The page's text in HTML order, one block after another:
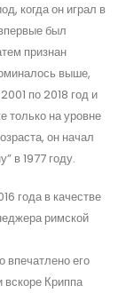
когда он играл в
был
признан
выше,
по 2018 год и
только на уровне
он начал
в 1977 году.
года в качестве
римской
впечатлено его
вскоре Криппа